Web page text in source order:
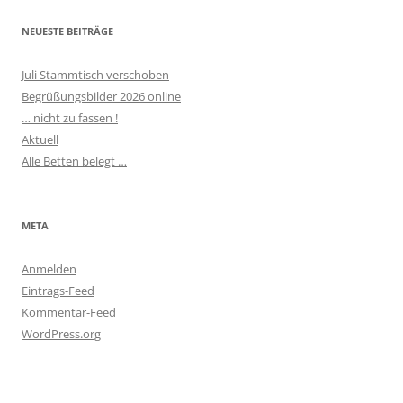
NEUESTE BEITRÄGE
Juli Stammtisch verschoben
Begrüßungsbilder 2026 online
… nicht zu fassen !
Aktuell
Alle Betten belegt …
META
Anmelden
Eintrags-Feed
Kommentar-Feed
WordPress.org